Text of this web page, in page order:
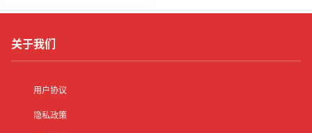
应聘者应利用网络投递简历，评估
健康发展。
关于我们
用户协议
隐私政策